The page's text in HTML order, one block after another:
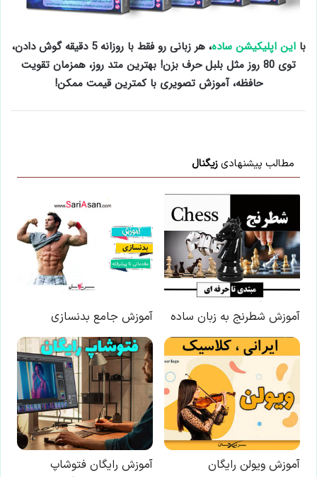
بااین اپلیکیشن ساده
، هر زبانی رو فقط با روزانه 5 دقیقه گوش دادن،
توی 80 روز مثل بلبل حرف بزن! بهترین متد روز، همزمان تقویت
حافظه، آموزش تصویری با کمترین قیمت ممکن!